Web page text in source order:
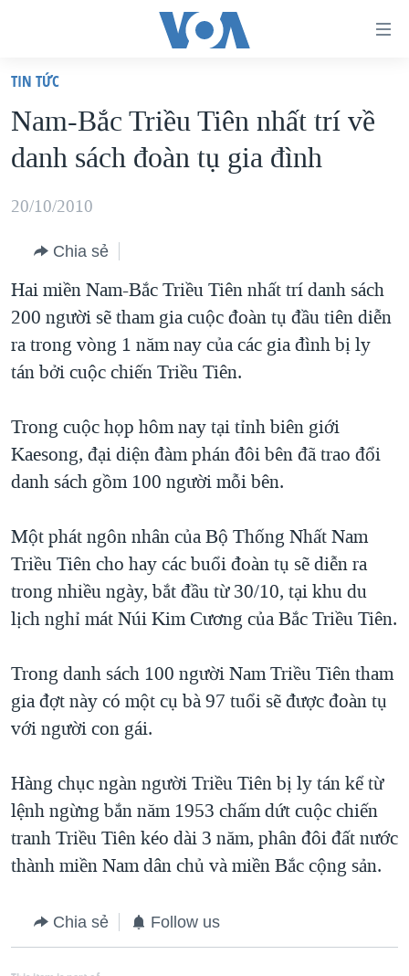
truy
cập
Tới
dung
chính
điều
hướng
chính
Đi
"Tìm"
VIỆT NAM
HOA KỲ
BIỂN ĐÔNG
BLOG
DIỄN ĐÀN
MỤC
TỰ DO BÁO CHÍ
NGƯỜI VIỆT HẢI NGOẠI
ĐỜI SỐNG
KHOA HỌC
SỨC KHOẺ
VĂN HOÁ
THỂ THAO
CHUYÊN ĐỀ
HÀNH TRÌNH BẦU CỬ 2024
MỘT NĂM CHIẾN TRANH TẠI DẢI GAZA
NGÀY TỊ NẠN THẾ GIỚI
TRỊNH VĨNH BÌNH - NGƯỜI HẠ 'BÊN THẮNG CUỘC'
GROUND ZERO – XƯA VÀ NAY
CÁC GIÁ TRỊ CỘNG HÒA Ở VIỆT NAM
THƯỢNG ĐỈNH TRUMP-KIM TẠI VIỆT NAM
TRỊNH VĨNH BÌNH VS. CHÍNH PHỦ VIỆT NAM
NGƯ DÂN VIỆT VÀ LÀN SÓNG TRỘM HẢI SÂM
BÊN KIA QUỐC LỘ: TIẾNG VỌNG TỪ NÔNG THÔN MỸ
QUAN HỆ VIỆT MỸ
VIDEO
NGHE
Ngôn ngữ khác
TIN TỨC
Nam-Bắc Triều Tiên nhất trí về
danh sách đoàn tụ gia đình
20/10/2010
Chia sẻ
Hai miền Nam-Bắc Triều Tiên nhất trí danh sách
200 người sẽ tham gia cuộc đoàn tụ đầu tiên diễn
ra trong vòng 1 năm nay của các gia đình bị ly
tán bởi cuộc chiến Triều Tiên.
Trong cuộc họp hôm nay tại tỉnh biên giới
Kaesong, đại diện đàm phán đôi bên đã trao đổi
danh sách gồm 100 người mỗi bên.
Một phát ngôn nhân của Bộ Thống Nhất Nam
Triều Tiên cho hay các buổi đoàn tụ sẽ diễn ra
trong nhiều ngày, bắt đầu từ 30/10, tại khu du
lịch nghỉ mát Núi Kim Cương của Bắc Triều Tiên.
Trong danh sách 100 người Nam Triều Tiên tham
gia đợt này có một cụ bà 97 tuổi sẽ được đoàn tụ
với người con gái.
Hàng chục ngàn người Triều Tiên bị ly tán kể từ
lệnh ngừng bắn năm 1953 chấm dứt cuộc chiến
tranh Triều Tiên kéo dài 3 năm, phân đôi đất nước
thành miền Nam dân chủ và miền Bắc cộng sản.
Chia sẻ Follow us